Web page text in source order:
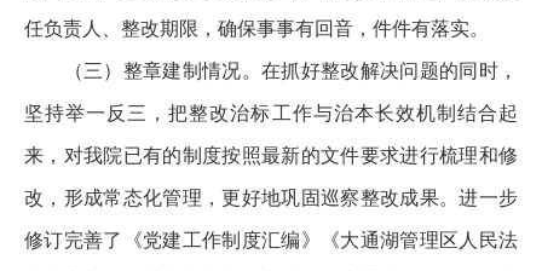
任负责人、整改期限，确保事事有回音，件件有落实。
（三）整章建制情况。在抓好整改解决问题的同时，
坚持举一反三，把整改治标工作与治本长效机制结合起
来，对我院已有的制度按照最新的文件要求进行梳理和修
改，形成常态化管理，更好地巩固巡察整改成果。进一步
修订完善了《党建工作制度汇编》《大通湖管理区人民法